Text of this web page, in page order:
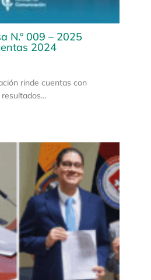
N.º 009 – 2025
2024
rinde cuentas con